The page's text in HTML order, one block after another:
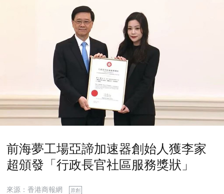
前海夢工場亞諦加速器創始人獲李家
超頒發「行政長官社區服務獎狀」
來源：香港商報網 原創